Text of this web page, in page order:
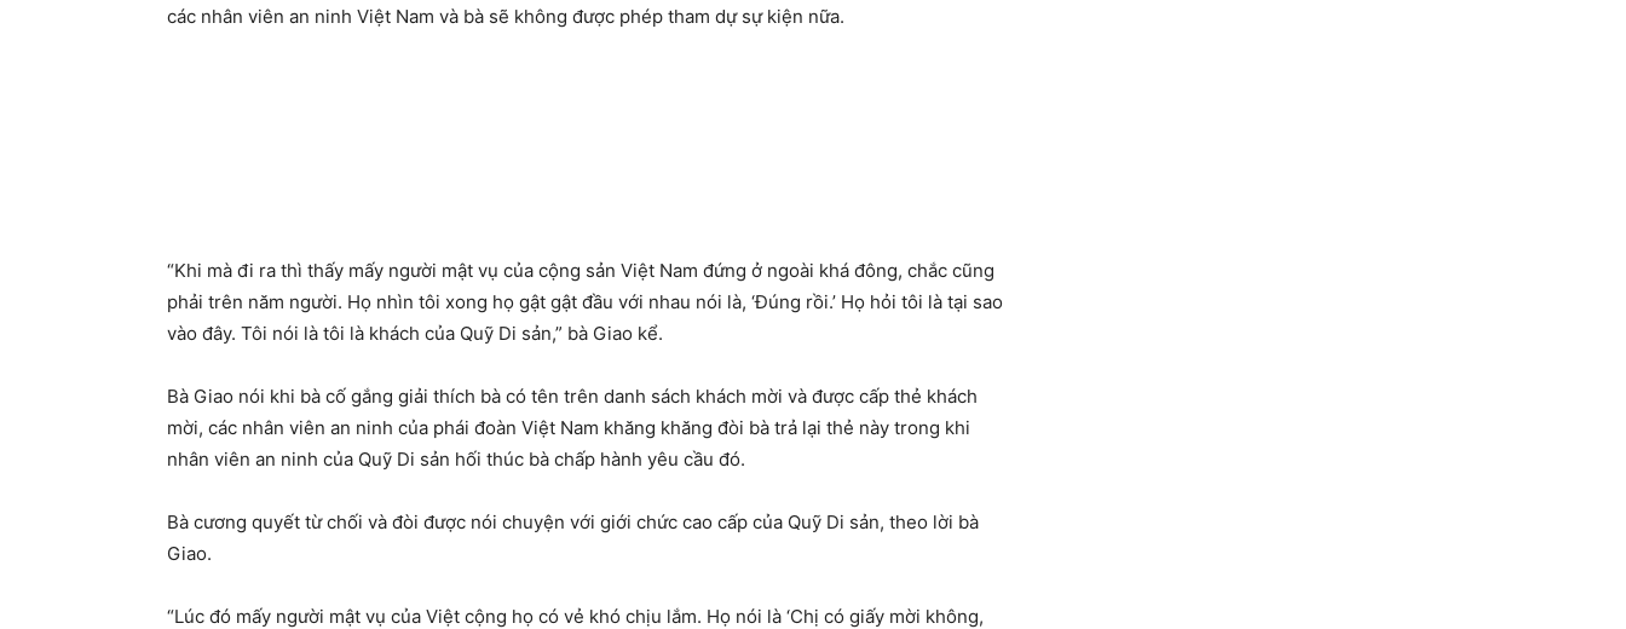
các nhân viên an ninh Việt Nam và bà sẽ không được phép tham dự sự kiện nữa.
“Khi mà đi ra thì thấy mấy người mật vụ của cộng sản Việt Nam đứng ở ngoài khá đông, chắc cũng
phải trên năm người. Họ nhìn tôi xong họ gật gật đầu với nhau nói là, ‘Đúng rồi.’ Họ hỏi tôi là tại sao
vào đây. Tôi nói là tôi là khách của Quỹ Di sản,” bà Giao kể.
Bà Giao nói khi bà cố gắng giải thích bà có tên trên danh sách khách mời và được cấp thẻ khách
mời, các nhân viên an ninh của phái đoàn Việt Nam khăng khăng đòi bà trả lại thẻ này trong khi
nhân viên an ninh của Quỹ Di sản hối thúc bà chấp hành yêu cầu đó.
Bà cương quyết từ chối và đòi được nói chuyện với giới chức cao cấp của Quỹ Di sản, theo lời bà
Giao.
“Lúc đó mấy người mật vụ của Việt cộng họ có vẻ khó chịu lắm. Họ nói là ‘Chị có giấy mời không,